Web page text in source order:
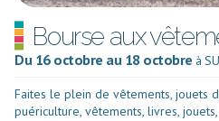
Bourse aux
Du 16 octobre au 18 octobre à
Faites le plein de vêtements, jouets
puériculture, vêtements, livres,